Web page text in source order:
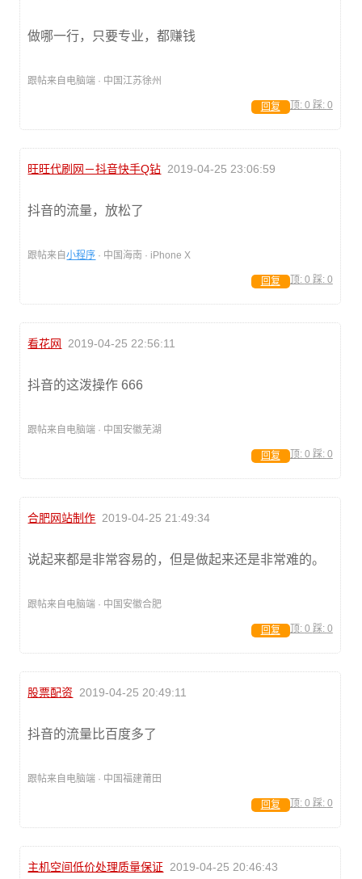
做哪一行，只要专业，都赚钱
跟帖来自电脑端 · 中国江苏徐州
顶: 0 踩: 0
回复
旺旺代刷网－抖音快手Q钻 2019-04-25 23:06:59
抖音的流量，放松了
跟帖来自小程序 · 中国海南 · iPhone X
顶: 0 踩: 0
回复
看花网 2019-04-25 22:56:11
抖音的这泼操作 666
跟帖来自电脑端 · 中国安徽芜湖
顶: 0 踩: 0
回复
合肥网站制作 2019-04-25 21:49:34
说起来都是非常容易的，但是做起来还是非常难的。
跟帖来自电脑端 · 中国安徽合肥
顶: 0 踩: 0
回复
股票配资 2019-04-25 20:49:11
抖音的流量比百度多了
跟帖来自电脑端 · 中国福建莆田
顶: 0 踩: 0
回复
主机空间低价处理质量保证 2019-04-25 20:46:43